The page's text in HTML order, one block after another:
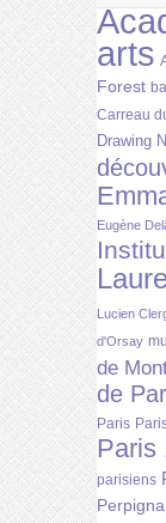
arts
Forest
Carreau
Drawing
Eugène
Lucien
d'Orsay
de
de
Paris
Paris
parisiens